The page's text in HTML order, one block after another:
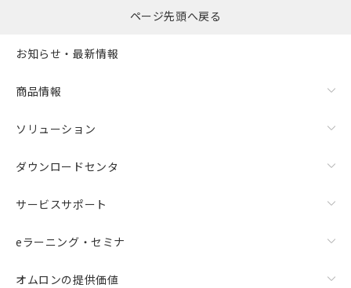
ページ先頭へ戻る
お知らせ・最新情報
商品情報
ソリューション
ダウンロードセンタ
サービスサポート
eラーニング・セミナ
オムロンの提供価値